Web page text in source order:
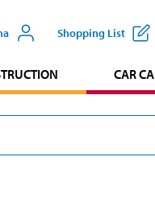
Shopping List
CAR